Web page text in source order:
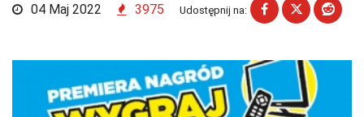
04 Maj 2022 3975 Udostępnij na: